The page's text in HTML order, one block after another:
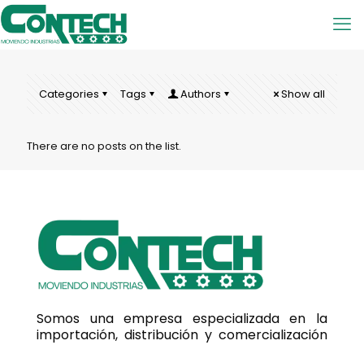
Categories Tags Authors Show all
There are no posts on the list.
Somos una empresa especializada en la
importación, distribución y comercialización